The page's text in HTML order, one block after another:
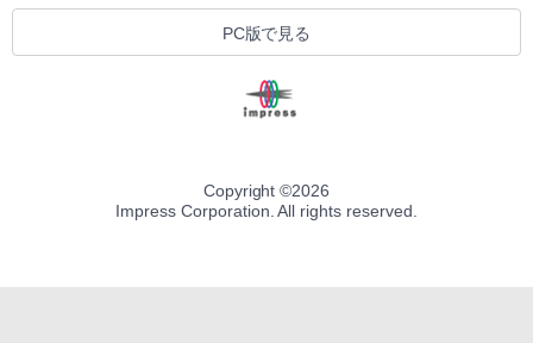
PC版で見る
Copyright ©2026
Impress Corporation. All rights reserved.